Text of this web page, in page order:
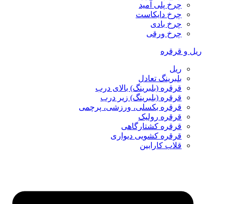
چرخ پلی آمید
چرخ دایکاست
چرخ بادی
چرخ ورقی
ریل و قرقره
ریل
بلبرینگ تعادل
قرقره (بلبرینگ) بالای درب
قرقره (بلبرینگ) زیر درب
قرقره بکسلی، ورزشی، پرچمی
قرقره رولیک
قرقره کشتارگاهی
قرقره کشویی دیواری
قلاب کارابین